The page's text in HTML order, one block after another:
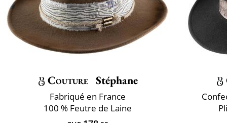
Couture Stéphane
Fabriqué en France
100 % Feutre de Laine